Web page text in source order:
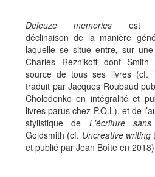
Deleuze memories est
déclinaison de la manière
laquelle se situe entre, sur
Charles Reznikoff dont Smith
source de tous ses livres (cf.
traduit par Jacques Roubaud
Cholodenko en intégralité et
livres parus chez P.O.L), et de
stylistique de L'écriture sans
Goldsmith (cf. Uncreative writing
et publié par Jean Boîte en